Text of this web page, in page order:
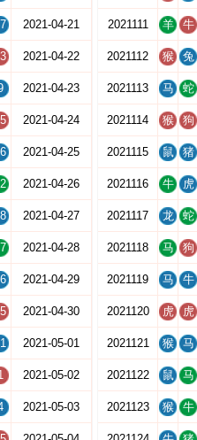
2021-04-21
2021-04-22
2021-04-23
2021-04-24
2021-04-25
2021-04-26
2021-04-27
2021-04-28
2021-04-29
2021-04-30
2021-05-01
2021-05-02
2021-05-03
2021111 羊 牛
2021112 猴 兔
2021113 马 蛇
2021114 猴 狗
2021115 鼠 猪
2021116 牛 虎
2021117 龙 蛇
2021118 马 狗
2021119 马 牛
2021120 虎 虎
2021121 猴 马
2021122 鼠 马
2021123 猴 牛